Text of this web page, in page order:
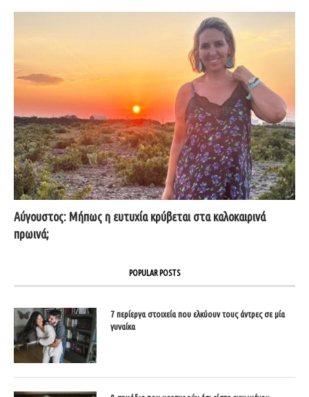
Αύγουστος: Μήπως η ευτυχία κρύβεται στα καλοκαιρινά
πρωινά;
POPULAR POSTS
7 περίεργα στοιχεία που ελκύουν τους άντρες σε μία
γυναίκα